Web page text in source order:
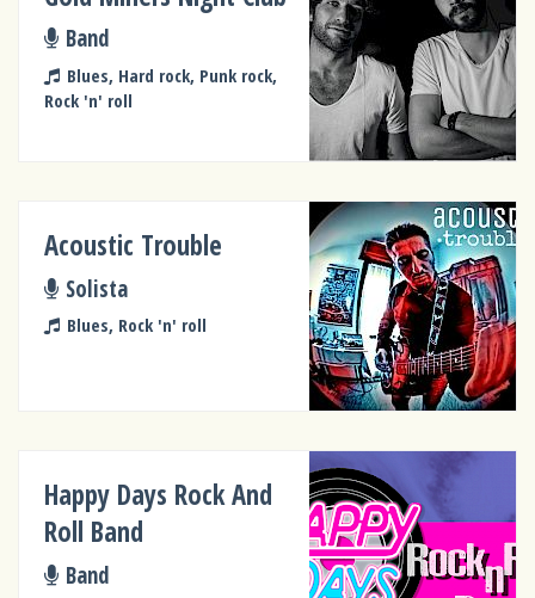
Band
Blues, Hard rock, Punk rock,
Rock 'n' roll
Acoustic Trouble
Solista
Blues, Rock 'n' roll
Happy Days Rock And
Roll Band
Band